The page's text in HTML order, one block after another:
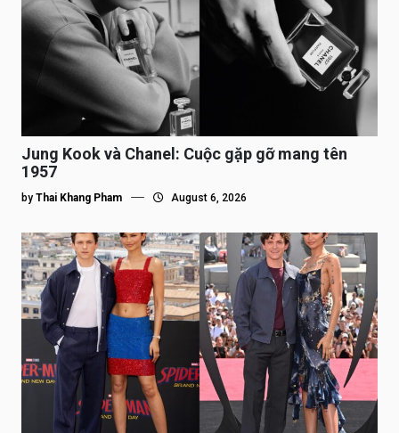
Jung Kook và Chanel: Cuộc gặp gỡ mang tên
1957
by Thai Khang Pham August 6, 2026